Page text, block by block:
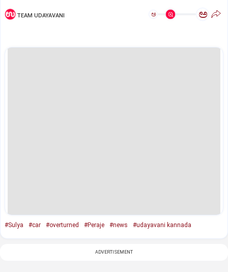
TEAM UDAYAVANI ಅ ಅ
#Sulya #car #overturned #Peraje #news #udayavani kannada
ADVERTISEMENT